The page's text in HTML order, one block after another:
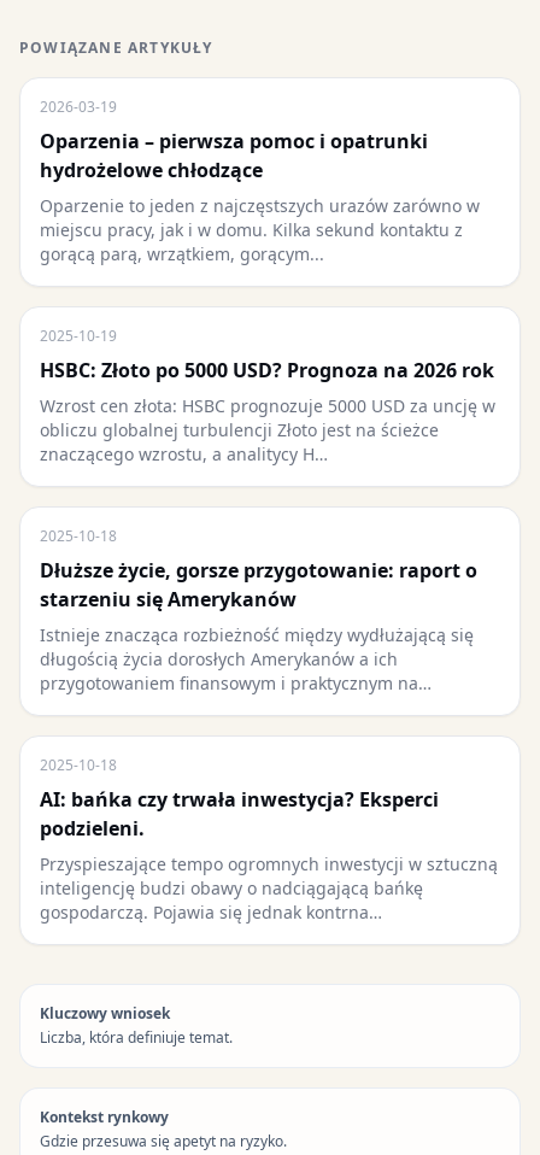
POWIĄZANE ARTYKUŁY
2026-03-19
Oparzenia – pierwsza pomoc i opatrunki
hydrożelowe chłodzące
Oparzenie to jeden z najczęstszych urazów zarówno w
miejscu pracy, jak i w domu. Kilka sekund kontaktu z
gorącą parą, wrzątkiem, gorącym...
2025-10-19
HSBC: Złoto po 5000 USD? Prognoza na 2026 rok
Wzrost cen złota: HSBC prognozuje 5000 USD za uncję w
obliczu globalnej turbulencji Złoto jest na ścieżce
znaczącego wzrostu, a analitycy H…
2025-10-18
Dłuższe życie, gorsze przygotowanie: raport o
starzeniu się Amerykanów
Istnieje znacząca rozbieżność między wydłużającą się
długością życia dorosłych Amerykanów a ich
przygotowaniem finansowym i praktycznym na…
2025-10-18
AI: bańka czy trwała inwestycja? Eksperci
podzieleni.
Przyspieszające tempo ogromnych inwestycji w sztuczną
inteligencję budzi obawy o nadciągającą bańkę
gospodarczą. Pojawia się jednak kontrna…
Kluczowy wniosek
Liczba, która definiuje temat.
Kontekst rynkowy
Gdzie przesuwa się apetyt na ryzyko.